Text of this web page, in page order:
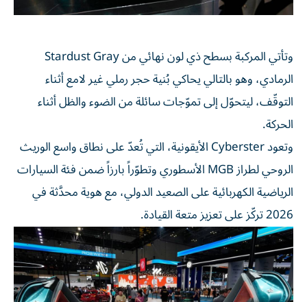
وتأتي المركبة بسطح ذي لون نهائي من Stardust Gray
الرمادي، وهو بالتالي يحاكي بُنية حجر رملي غير لامع أثناء
التوقّف، ليتحوّل إلى تموّجات سائلة من الضوء والظل أثناء
الحركة.
وتعود Cyberster الأيقونية، التي تُعدّ على نطاق واسع الوريث
الروحي لطراز MGB الأسطوري وتطوّراً بارزاً ضمن فئة السيارات
الرياضية الكهربائية على الصعيد الدولي، مع هوية محدَّثة في
2026 تركّز على تعزيز متعة القيادة.